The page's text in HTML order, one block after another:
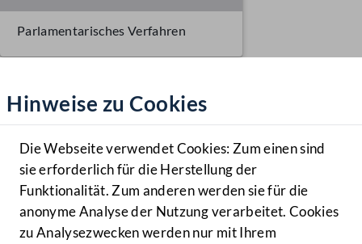
Hilfe
Benutzer
Navigationsmenü öffnen
MENÜ
Hinweise zu Cookies
Die Webseite verwendet Cookies: Zum einen sind
sie erforderlich für die Herstellung der
Funktionalität. Zum anderen werden sie für die
anonyme Analyse der Nutzung verarbeitet. Cookies
zu Analysezwecken werden nur mit Ihrem
Parlamentarisches Verfahren